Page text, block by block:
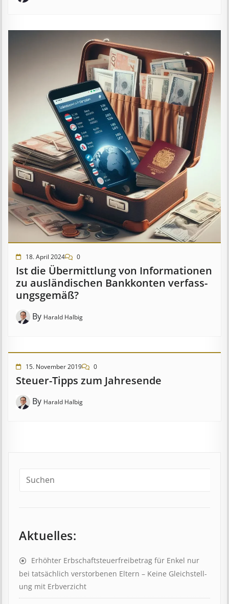
18. April 2024 0
Ist die Über­mitt­lung von In­for­mat­ion­en
zu aus­länd­isch­en Bank­kont­en ver­fass­
ungs­ge­mäß?
By Harald Halbig
15. November 2019 0
Steuer-Tipps zum Jahresende
By Harald Halbig
Aktuelles:
Erhöhter Erb­schaft­steuer­frei­be­trag für Enkel nur
bei tat­säch­lich ver­storb­en­en Eltern – Keine Gleich­stell­
ung mit Erb­verzicht